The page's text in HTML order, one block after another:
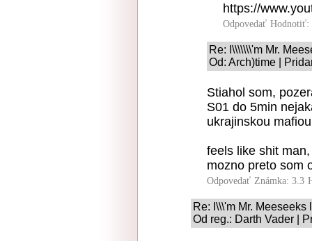
https://
Odpovedať Hodnotiť:
Re: I\\\\\\\'m Mr.
Od: Arch)time |
Stiahol som,
S01 do 5min
ukrajinskou
feels like shit
mozno preto som
Odpovedať Známka: 3.3
Re: I\\\'m Mr. Meeseeks
Od reg.: Darth Vader |